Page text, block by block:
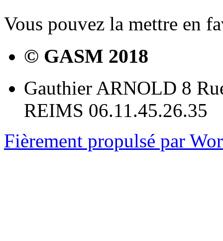
Vous pouvez la mettre en
© GASM 2018
Gauthier ARNOLD 8
REIMS 06.11.45.26.35
Fièrement propulsé par